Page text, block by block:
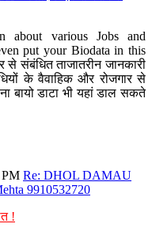
about various Jobs and
put your Biodata in this
संबंधित ताजातरीन जानकारी
के वैवाहिक और रोजगार से
डाटा भी यहां डाल सकते
PM Re: DHOL DAMAU
9910532720
!